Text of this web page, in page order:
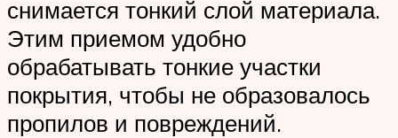
снимается тонкий слой материала.
Этим приемом удобно
обрабатывать тонкие участки
покрытия, чтобы не образовалось
пропилов и повреждений.